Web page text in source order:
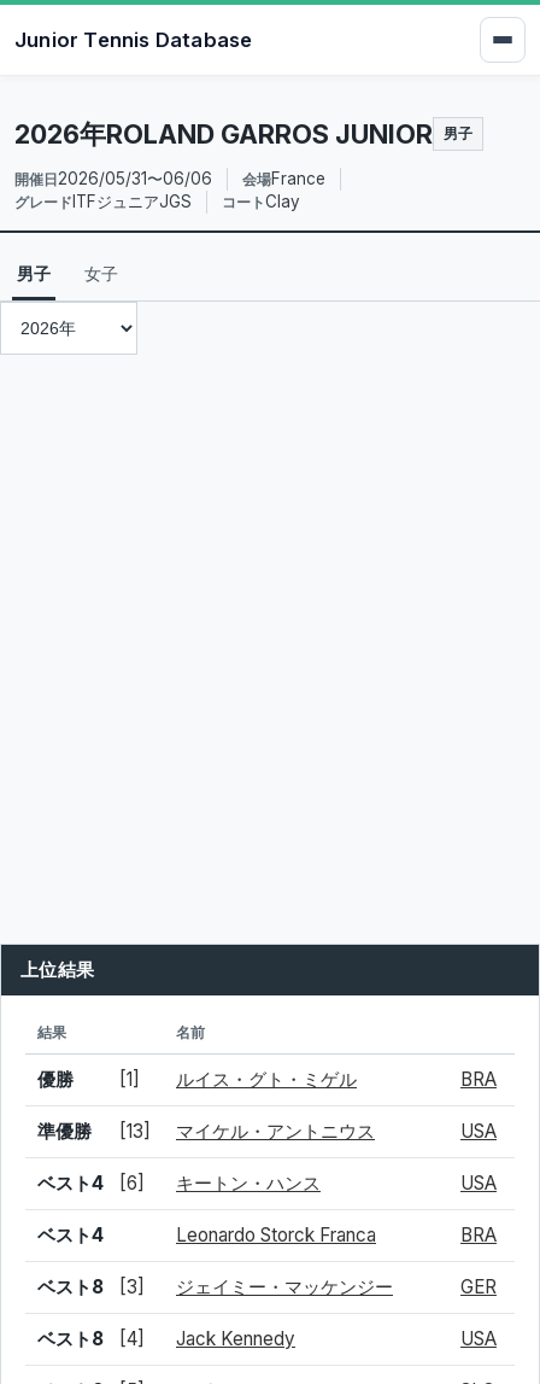
Junior Tennis Database
2026年ROLAND GARROS JUNIOR 男子
開催日 2026/05/31〜06/06 会場France
グレード ITFジュニアJGS コートClay
男子 女子
上位結果
結果 名前
優勝 [1] ルイス・グト・ミゲル BRA
準優勝 [13] マイケル・アントニウス USA
ベスト4 [6] キートン・ハンス USA
ベスト4 Leonardo Storck Franca BRA
ベスト8 [3] ジェイミー・マッケンジー GER
ベスト8 [4] Jack Kennedy USA